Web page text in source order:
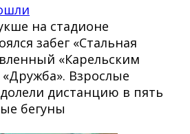
на стадионе
забег «Стальная
«Карельским
Взрослые
дистанцию в пять
бегуны